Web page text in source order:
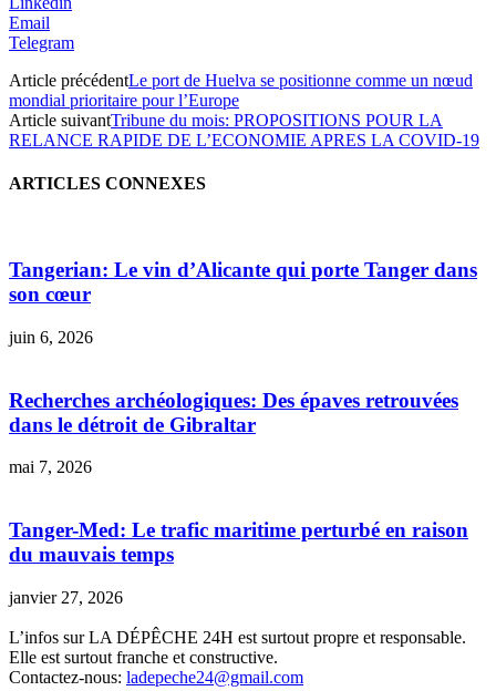
Email
Telegram
Article précédentLe port de Huelva se positionne comme un nœud
mondial prioritaire pour l’Europe
Article suivantTribune du mois: PROPOSITIONS POUR LA
RELANCE RAPIDE DE L’ECONOMIE APRES LA COVID-19
ARTICLES CONNEXES
Tangerian: Le vin d’Alicante qui porte Tanger dans
son cœur
juin 6, 2026
Recherches archéologiques: Des épaves retrouvées
dans le détroit de Gibraltar
mai 7, 2026
Tanger-Med: Le trafic maritime perturbé en raison
du mauvais temps
janvier 27, 2026
L’infos sur LA DÉPÊCHE 24H est surtout propre et responsable.
Elle est surtout franche et constructive.
Contactez-nous: ladepeche24@gmail.com